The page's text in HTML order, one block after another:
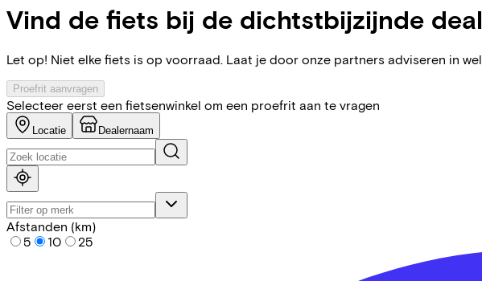
Vind de fiets bij de dichtstbijzijnde
Let op! Niet elke fiets is op voorraad. Laat je door onze partners adviseren in
Proefrit aanvragen
Selecteer eerst een fietsenwinkel om een proefrit aan te vragen
Locatie Dealernaam
Afstanden (km)
5
10 25